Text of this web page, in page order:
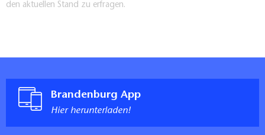
den aktuellen Stand zu erfragen.
Brandenburg App
Hier herunterladen!